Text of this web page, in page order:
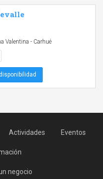
Valentina - Carhué
Actividades Eventos
negocio